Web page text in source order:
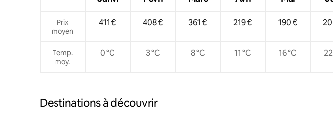
Prix
moyen
411 € 408 € 361 € 219 € 190 €
Temp.
moy.
0 °C 3 °C 8 °C 11 °C 16 °C
Destinations à découvrir